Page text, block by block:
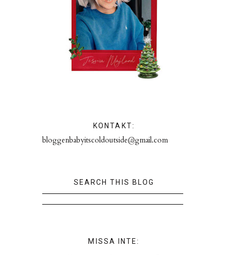
KONTAKT:
bloggenbabyitscoldoutside@gmail.com
SEARCH THIS BLOG
MISSA INTE: